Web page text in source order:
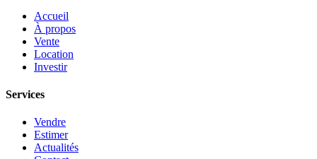
Accueil
À propos
Vente
Location
Investir
Services
Vendre
Estimer
Actualités